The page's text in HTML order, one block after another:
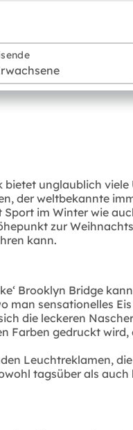
unglaublich
der weltbekannte
im Winter wie
zur
kann.
Brooklyn Bridge
sensationelles
die leckeren
Farben gedruckt wird,
Leuchtreklamen,
tagsüber als